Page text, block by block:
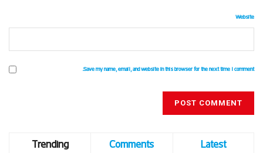
Website
Save my name, email, and website in this browser for the next time I comment.
Trending Comments
Latest